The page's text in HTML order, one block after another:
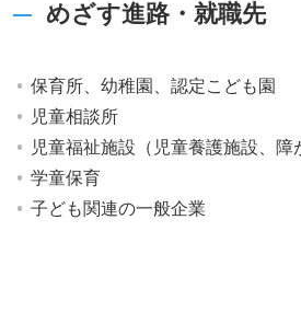
めざす進路・就職先
保育所、幼稚園、認定こども園
児童相談所
児童福祉施設（児童養護施設、障
学童保育
子ども関連の一般企業